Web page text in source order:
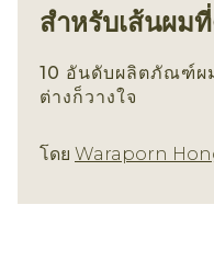
สำหรับเส้นผม
10 อันดับผลิตภัณฑ์ผ
ต่างก็วางใจ
โดย Waraporn